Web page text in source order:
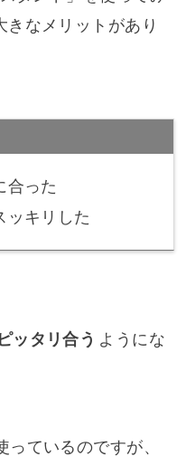
きなメリットがあり
合った
ッキリした
ッタリ合う ようにな
ているのですが、